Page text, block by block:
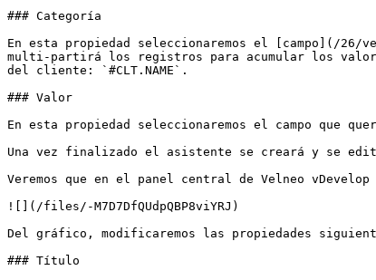
### Categoría
En esta propiedad seleccionaremos el [campo](/
multi-partirá los registros para acumular los
del cliente: `#CLT.NAME`.
### Valor
En esta propiedad seleccionaremos el campo que
Una vez finalizado el asistente se creará y se
Veremos que en el panel central de Velneo
![](/files/-M7D7DfQUdpQBP8viYRJ)
Del gráfico, modificaremos las propiedades
### Título